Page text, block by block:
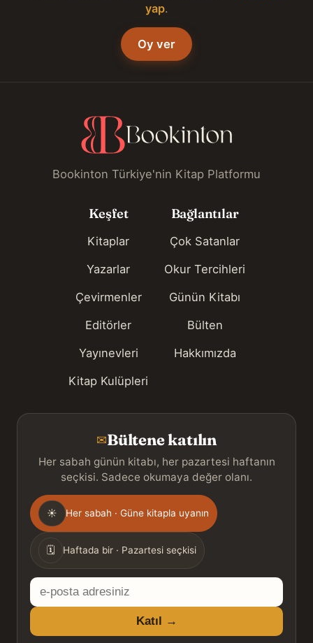
yap.
Oy ver
Bookinton Türkiye'nin Kitap Platformu
Keşfet
Kitaplar
Yazarlar
Çevirmenler
Editörler
Yayınevleri
Kitap Kulüpleri
Bağlantılar
Çok Satanlar
Okur Tercihleri
Günün Kitabı
Bülten
Hakkımızda
✉Bültene katılın
Her sabah günün kitabı, her pazartesi haftanın
seçkisi. Sadece okumaya değer olanı.
Gönderim
sıklığı
☀ Her sabah · Güne kitapla uyanın
🗓 Haftada bir · Pazartesi seçkisi
E-
posta
adresiniz
Katıl →